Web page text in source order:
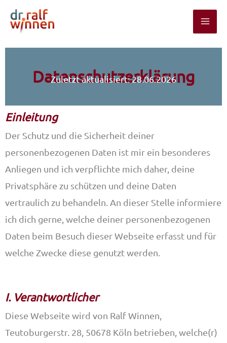
Zum
Inhalt
Datenschutzerklärung
Zuletzt aktualisiert:28.06.2026
Einleitung
Der Schutz und die Sicherheit deiner
personenbezogenen Daten ist mir ein besonderes
Anliegen und ich verpflichte mich daher, deine
Privatsphäre zu schützen und deine Daten
vertraulich zu behandeln. An dieser Stelle informiere
ich dich gerne, welche deiner personenbezogenen
Daten beim Besuch dieser Webseite erfasst und für
welche Zwecke diese genutzt werden.
I. Verantwortlicher
Diese Webseite wird von Ralf Winnen,
Teutoburgerstr. 28, 50678 Köln betrieben, welche(r)